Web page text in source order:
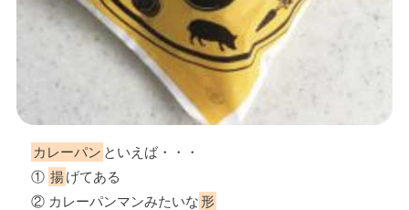
カレーパン といえば・・・
① 揚げてある
② カレーパンマンみたいな形